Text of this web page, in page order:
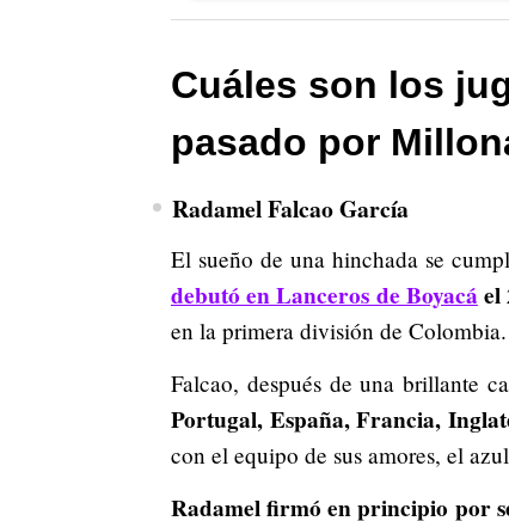
Cuáles son los
pasado por
Radamel Falcao García
El sueño de una hinchada se
debutó en Lanceros de Boyacáel
en la primera división de Colombia.
Falcao, después de una brillante
Portugal, España, Francia,
con el equipo de sus amores, el
Radamel firmó en principio por